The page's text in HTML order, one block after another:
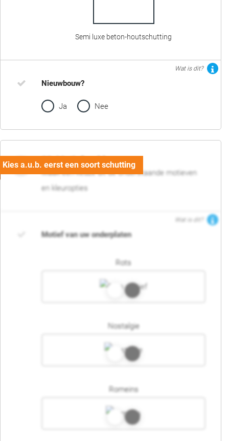
Semi luxe beton-houtschutting
Wat is dit?
Nieuwbouw?
Ja Nee
02. Motief en kleur
Maak een keuze uit de onderstaande motieven
en kleuropties
Wat is dit?
Motief van uw onderplaten
Rots
Nostalgie
Romeins